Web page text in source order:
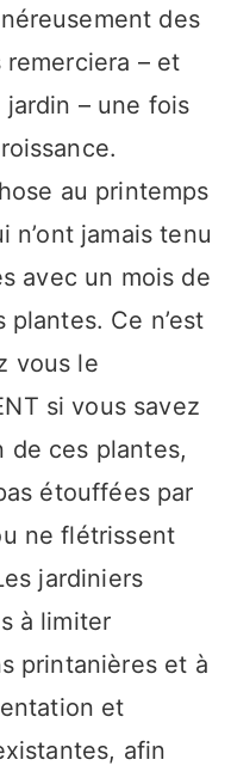
des
– et
– une fois
au printemps
n’ont jamais tenu
avec un mois de
Ce n’est
vous le
si vous savez
de ces plantes,
étouffées par
ne flétrissent
jardiniers
à limiter
printanières et à
et
afin